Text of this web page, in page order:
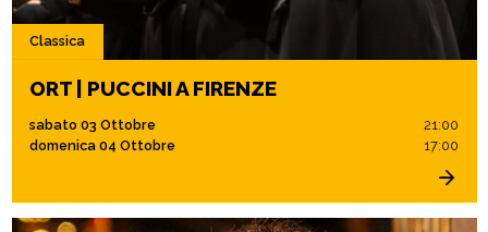
Classica
ORT | PUCCINI A FIRENZE
sabato 03 Ottobre
21:00
domenica 04 Ottobre
17:00